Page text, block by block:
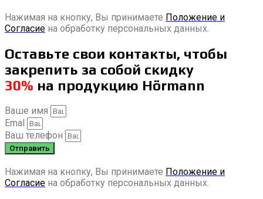
Нажимая на кнопку, Вы принимаете Положение и
Согласие на обработку персональных данных.
Оставьте свои контакты, чтобы
закрепить за собой скидку
30% на продукцию Hörmann
Ваше имя
Emal
Ваш телефон
Отправить
Нажимая на кнопку, Вы принимаете Положение и
Согласие на обработку персональных данных.